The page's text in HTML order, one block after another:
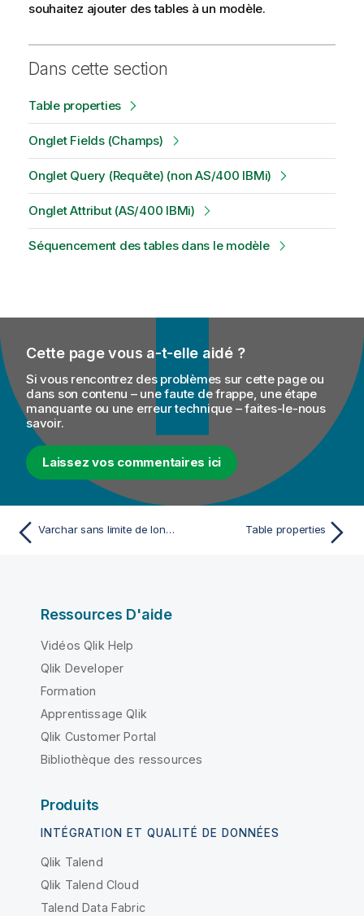
souhaitez ajouter des tables à un modèle.
Dans cette section
Table properties
Onglet Fields (Champs)
Onglet Query (Requête) (non AS/400 IBMi)
Onglet Attribut (AS/400 IBMi)
Séquencement des tables dans le modèle
Cette page vous a-t-elle aidé ?
Si vous rencontrez des problèmes sur cette page ou
dans son contenu – une faute de frappe, une étape
manquante ou une erreur technique – faites-le-nous
savoir.
Laissez vos commentaires ici
Varchar sans limite de longueur (TLOB) Table properties
Ressources D'aide
Vidéos Qlik Help
Qlik Developer
Formation
Apprentissage Qlik
Qlik Customer Portal
Bibliothèque des ressources
Produits
INTÉGRATION ET QUALITÉ DE DONNÉES
Qlik Talend
Qlik Talend Cloud
Talend Data Fabric